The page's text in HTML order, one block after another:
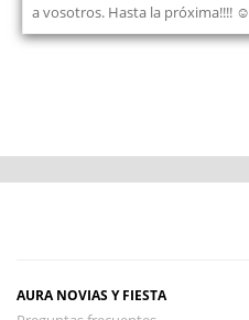
a vosotros. Hasta la próxima!!!! ☺️
AURA NOVIAS Y FIESTA